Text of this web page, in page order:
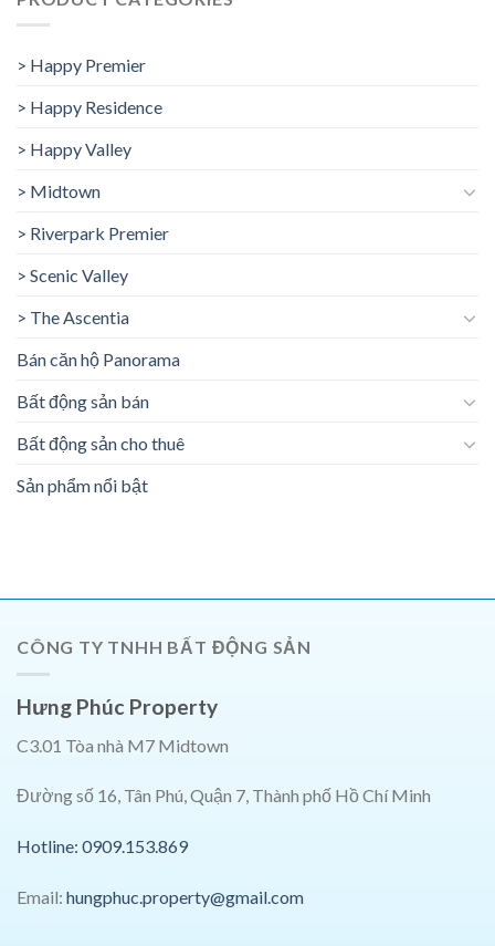
> Happy Premier
> Happy Residence
> Happy Valley
> Midtown
> Riverpark Premier
> Scenic Valley
> The Ascentia
Bán căn hộ Panorama
Bất động sản bán
Bất động sản cho thuê
Sản phẩm nổi bật
CÔNG TY TNHH BẤT ĐỘNG SẢN
Hưng Phúc Property
C3.01 Tòa nhà M7 Midtown
Đường số 16, Tân Phú, Quận 7, Thành phố Hồ Chí Minh
Hotline: 0909.153.869
Email: hungphuc.property@gmail.com